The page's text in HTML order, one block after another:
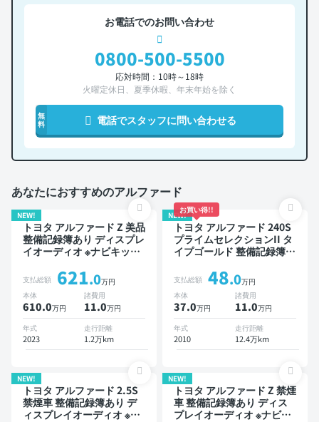
お電話でのお問い合わせ
0800-500-5500
応対時間：10時～18時
火曜定休日、夏季休暇、年末年始を除く
無
料
電話でスタッフに問い合わせる
あなたにおすすめのアルファード
NEW!
トヨタ アルファード Z 美品
整備記録簿あり ディスプレ
イオーディオ ※ナビキット
トモニター デジタルインナ
ーミラー オートクルーズ 3
列シート スマートキー
ETC 電動バックドア バッ
クモニター 全方位カメラ
ドライブレコーダー 衝突軽
減 両側電動スライドドア 7
支払総額 621.0万円
本体
610.0万円
諸費用
11.0万円
年式
2023
走行距離
1.2万km
NEW!
お買い得!!
トヨタ アルファード 240S
プライムセレクションII タ
イプゴールド 整備記録簿あ
※ナビキットあり TV 3列シ
ート スマートキー ETC バ
ックモニター ドライブレコ
ーダー 両側電動スライドド
ア 7人乗り
支払総額 48.0万円
本体
37.0万円
諸費用
11.0万円
年式
2010
走行距離
12.4万km
NEW!
トヨタ アルファード 2.5S
禁煙車 整備記録簿あり デ
ィスプレイオーディオ ※ナ
NEW!
トヨタ アルファード Z 禁煙
車 整備記録簿あり ディス
プレイオーディオ ※ナビキ